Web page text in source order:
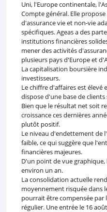
Uni, l'Europe continentale,
Compte général. Elle
d'assurance vie et non-vie
spécifiques. Ageas a des
institutions financières
mener des activités
plusieurs pays d'Europe et
La capitalisation boursière
investisseurs.
Le chiffre d'affaires est élevé
dispose d'une base de clients
Bien que le résultat net soit
croissance ces dernières
plutôt positif.
Le niveau d'endettement de
faible, ce qui suggère que
financières majeures.
D'un point de vue
environ un an.
La consolidation actuelle
moyennement risquée dans
pourrait être compensée par
régulier. Une entrée le 16